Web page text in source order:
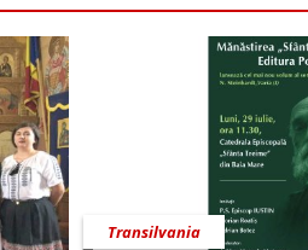
Transilvania
Februarie Martie